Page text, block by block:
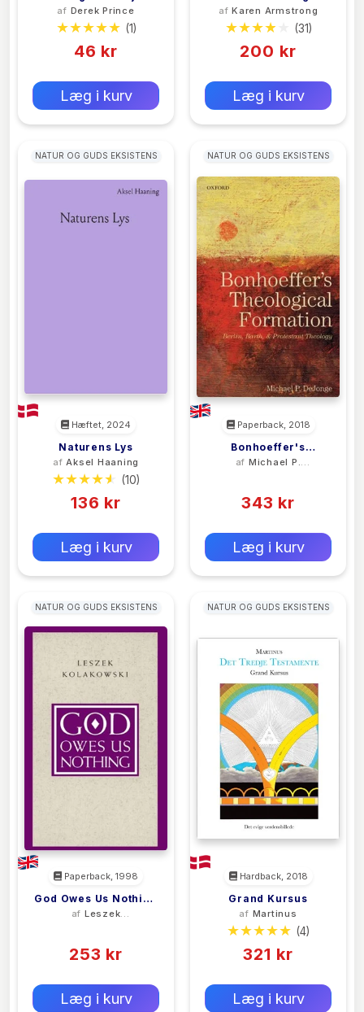
Med Mindre
af Derek Prince
(1)
46 kr
Læg i kurv
Kraft
af Karen Armstrong
(31)
200 kr
Læg i kurv
NATUR OG GUDS EKSISTENS
Hæftet, 2024
Naturens Lys
afAksel Haaning
(10)
136 kr
Læg i kurv
NATUR OG GUDS EKSISTENS
Paperback, 2018
Bonhoeffer's
Theological
af Michael P.
343 kr
Læg i kurv
NATUR OG GUDS EKSISTENS
Paperback, 1998
God Owes Us Nothing
– A Brief Remark On
On The Spirit Of
af Leszek
253 kr
Læg i kurv
NATUR OG GUDS EKSISTENS
Hardback, 2018
Grand Kursus
af Martinus
(4)
321 kr
Læg i kurv